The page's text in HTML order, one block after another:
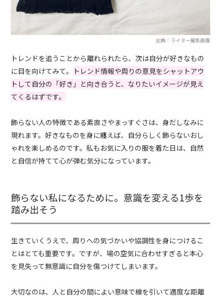
出典：ライター撮影画像
トレンドを追うことから離れられたら、次は自分が好きなもの
に目を向けてみて。
トレンド情報や周りの意見をシャットアウ
トして自分の「好き」と向き合うと、なりたいイメージが見え
てくるはずです。
飾らない人の特徴である素直さやまっすぐさは、身だしなみに
現れます。好きなものを身に纏えば、自分らしく飾らないおし
ゃれを楽しめるのです。私もお気に入りの服を着た日は、自然
と自信が持てて心が弾む気分になっています。
飾らない私になるために。意識を変える1歩を
踏み出そう
生きていくうえで、周りへの気づかいや協調性を身につけるこ
とはとても重要です。ですが、場の空気に合わせすぎると本心
を見失って無意識に自分を傷つけてしまいます。
大切なのは、人と自分の間によい意味で線を引いて適度な距離